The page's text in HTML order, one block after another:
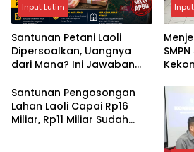
Input Lutim
Santunan Petani Laoli
Dipersoalkan, Uangnya
dari Mana? Ini Jawaban
Santunan Pengosongan
Lahan Laoli Capai Rp16
Miliar, Rp11 Miliar Sudah